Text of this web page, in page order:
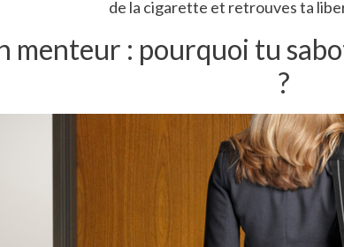
de la cigarette et retrouves ta
menteur : pourquoi tu
?